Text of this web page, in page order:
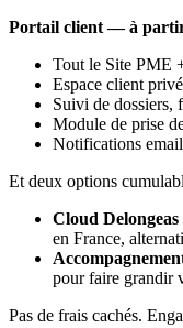
Portail client — à partir
Tout le Site PME
Espace client
Suivi de dossiers,
Module de prise
Notifications
Et deux options
Cloud Delongeas
en France,
pour faire grandir
Pas de frais cachés.